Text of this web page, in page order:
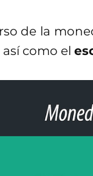
de la
como el